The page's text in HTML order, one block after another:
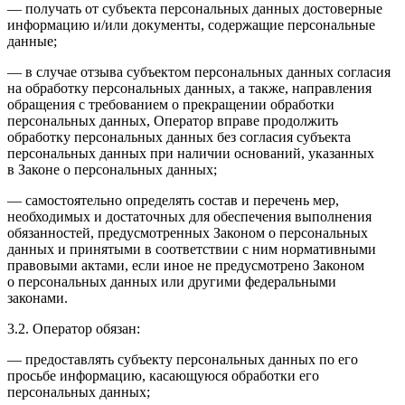
— получать от субъекта персональных данных достоверные
информацию и/или документы, содержащие персональные
данные;
— в случае отзыва субъектом персональных данных согласия
на обработку персональных данных, а также, направления
обращения с требованием о прекращении обработки
персональных данных, Оператор вправе продолжить
обработку персональных данных без согласия субъекта
персональных данных при наличии оснований, указанных
в Законе о персональных данных;
— самостоятельно определять состав и перечень мер,
необходимых и достаточных для обеспечения выполнения
обязанностей, предусмотренных Законом о персональных
данных и принятыми в соответствии с ним нормативными
правовыми актами, если иное не предусмотрено Законом
о персональных данных или другими федеральными
законами.
3.2. Оператор обязан:
— предоставлять субъекту персональных данных по его
просьбе информацию, касающуюся обработки его
персональных данных;